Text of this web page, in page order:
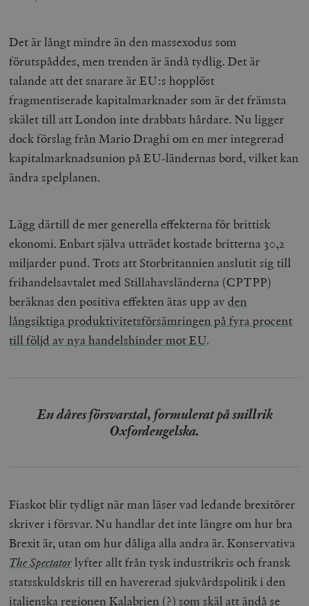
Det är långt mindre än den massexodus som
förutspåddes, men trenden är ändå tydlig. Det är
talande att det snarare är EU:s hopplöst
fragmentiserade kapitalmarknader som är det främsta
skälet till att London inte drabbats hårdare. Nu ligger
dock förslag från Mario Draghi om en mer integrerad
kapitalmarknadsunion på EU-ländernas bord, vilket kan
ändra spelplanen.
Lägg därtill de mer generella effekterna för brittisk
ekonomi. Enbart själva utträdet kostade britterna 30,2
miljarder pund. Trots att Storbritannien anslutit sig till
frihandelsavtalet med Stillahavsländerna (CPTPP)
beräknas den positiva effekten ätas upp avden
långsiktiga produktivitetsförsämringen på fyra procent
till följd av nya handelshinder mot EU.
En dåres försvarstal, formulerat på snillrik
Oxfordengelska.
Fiaskot blir tydligt när man läser vad ledande brexitörer
skriver i försvar. Nu handlar det inte längre om hur bra
Brexit är, utan om hur dåliga alla andra är. Konservativa
The Spectatorlyfter allt från tysk industrikris och fransk
statsskuldskris till en havererad sjukvårdspolitik i den
italienska regionen Kalabrien (?) som skäl att ändå se